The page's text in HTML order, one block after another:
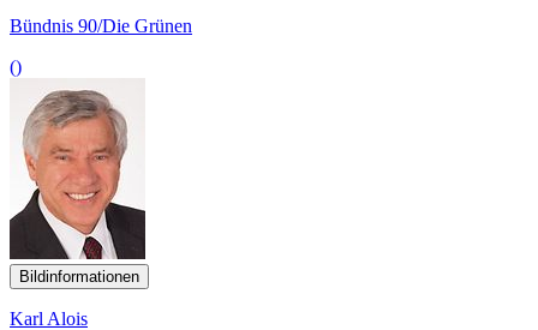
Bündnis 90/Die Grünen
()
Bildinformationen
Karl Alois